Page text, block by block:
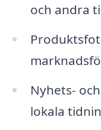
och andra
Nyhets-
lokala